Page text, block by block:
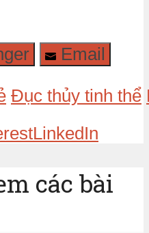
Email
Đục thủy tinh thể
LinkedIn
các bài